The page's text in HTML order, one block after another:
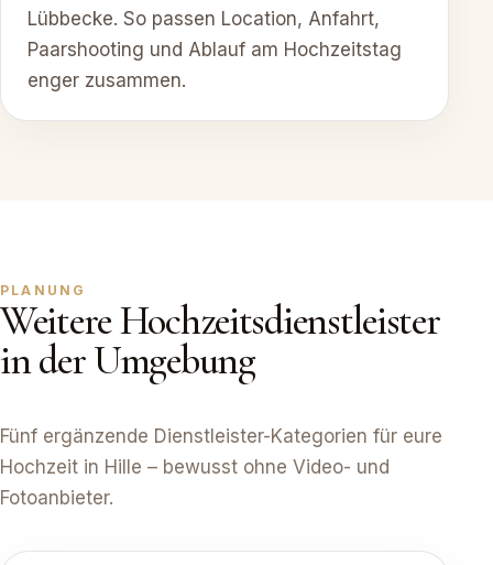
Lübbecke. So passen Location, Anfahrt,
Paarshooting und Ablauf am Hochzeitstag
enger zusammen.
PLANUNG
Weitere Hochzeitsdienstleister
in der Umgebung
Fünf ergänzende Dienstleister-Kategorien für eure
Hochzeit in Hille – bewusst ohne Video- und
Fotoanbieter.